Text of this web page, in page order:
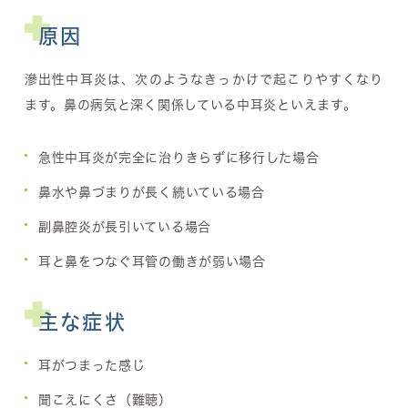
原因
滲出性中耳炎は、次のようなきっかけで起こりやすくなり
ます。鼻の病気と深く関係している中耳炎といえます。
急性中耳炎が完全に治りきらずに移行した場合
鼻水や鼻づまりが長く続いている場合
副鼻腔炎が長引いている場合
耳と鼻をつなぐ耳管の働きが弱い場合
主な症状
耳がつまった感じ
聞こえにくさ（難聴）